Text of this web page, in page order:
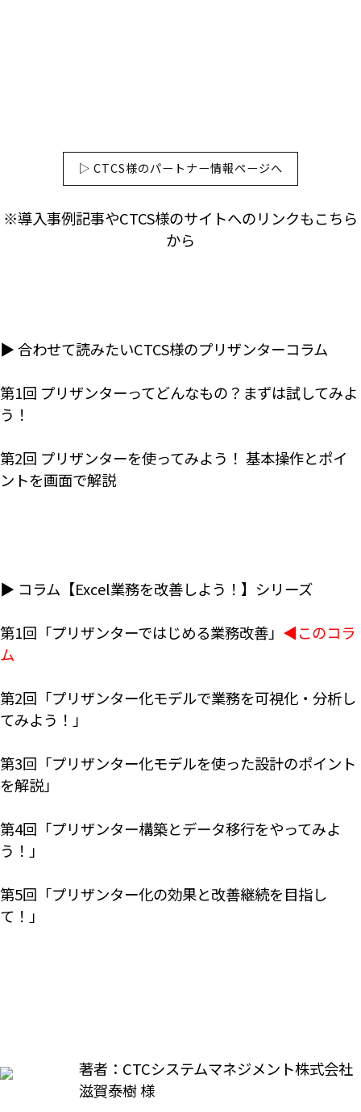
▷ CTCS様のパートナー情報ページへ
※導入事例記事やCTCS様のサイトへのリンクもこちら
から
▶ 合わせて読みたいCTCS様のプリザンターコラム
第1回 プリザンターってどんなもの？まずは試してみよ
う！
第2回 プリザンターを使ってみよう！ 基本操作とポイ
ントを画面で解説
▶ コラム【Excel業務を改善しよう！】シリーズ
第1回「プリザンターではじめる業務改善」 ◀このコラ
ム
第2回「プリザンター化モデルで業務を可視化・分析し
てみよう！」
第3回「プリザンター化モデルを使った設計のポイント
を解説」
第4回「プリザンター構築とデータ移行をやってみよ
う！」
第5回「プリザンター化の効果と改善継続を目指し
て！」
著者：CTCシステムマネジメント株式会社
滋賀泰樹 様